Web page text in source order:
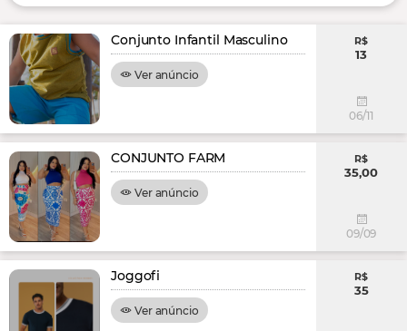
Conjunto Infantil Masculino
Ver anúncio
R$
13
06/11
CONJUNTO FARM
Ver anúncio
R$
35,00
09/09
Joggofi
Ver anúncio
R$
35